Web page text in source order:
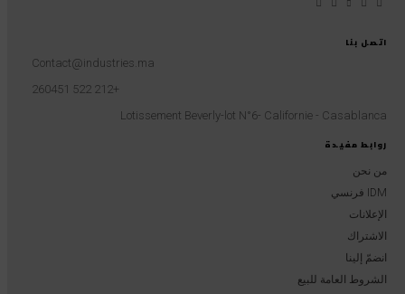
روابط مفيدة
من نحن
IDM فرنسي
الإعلانات
الاشتراك
انضمّ إلينا
الشروط العامة للبيع
اتصل بنا
Contact@industries.ma
+212 522 260451
Lotissement Beverly-lot N°6- Californie - Casablanca